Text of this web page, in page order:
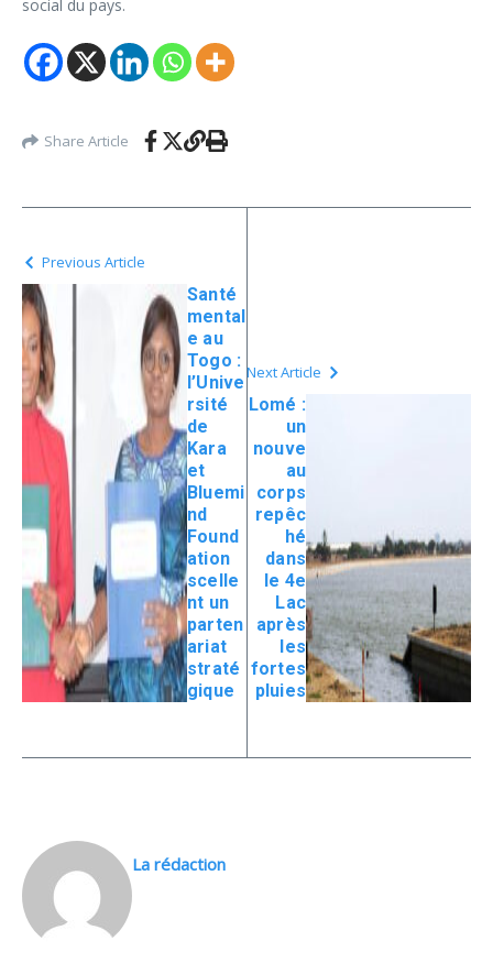
social du pays.
Share Article
Previous Article
Santé
mental
e au
Togo :
l’Unive
rsité
de
Kara
et
Bluemi
nd
Found
ation
scelle
nt un
parten
ariat
straté
gique
Next Article
Lomé :
un
nouve
au
corps
repêc
hé
dans
le 4e
Lac
après
les
fortes
pluies
La rédaction